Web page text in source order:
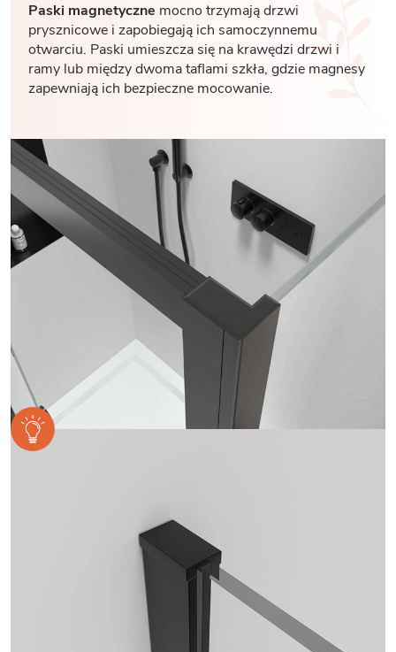
Paski magnetyczne mocno trzymają drzwi
prysznicowe i zapobiegają ich samoczynnemu
otwarciu. Paski umieszcza się na krawędzi drzwi i
ramy lub między dwoma taflami szkła, gdzie magnesy
zapewniają ich bezpieczne mocowanie.